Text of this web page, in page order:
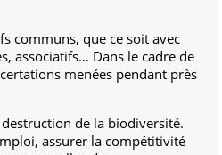
communs, que ce soit avec
associatifs… Dans le cadre de
menées pendant près
de la biodiversité.
assurer la compétitivité